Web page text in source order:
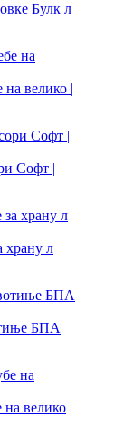
Булк л
на велико |
Софт |
храну л
БПА
на велико